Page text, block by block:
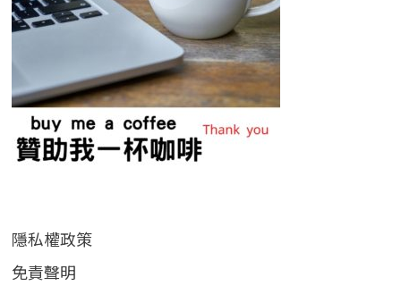
隱私權政策
免責聲明